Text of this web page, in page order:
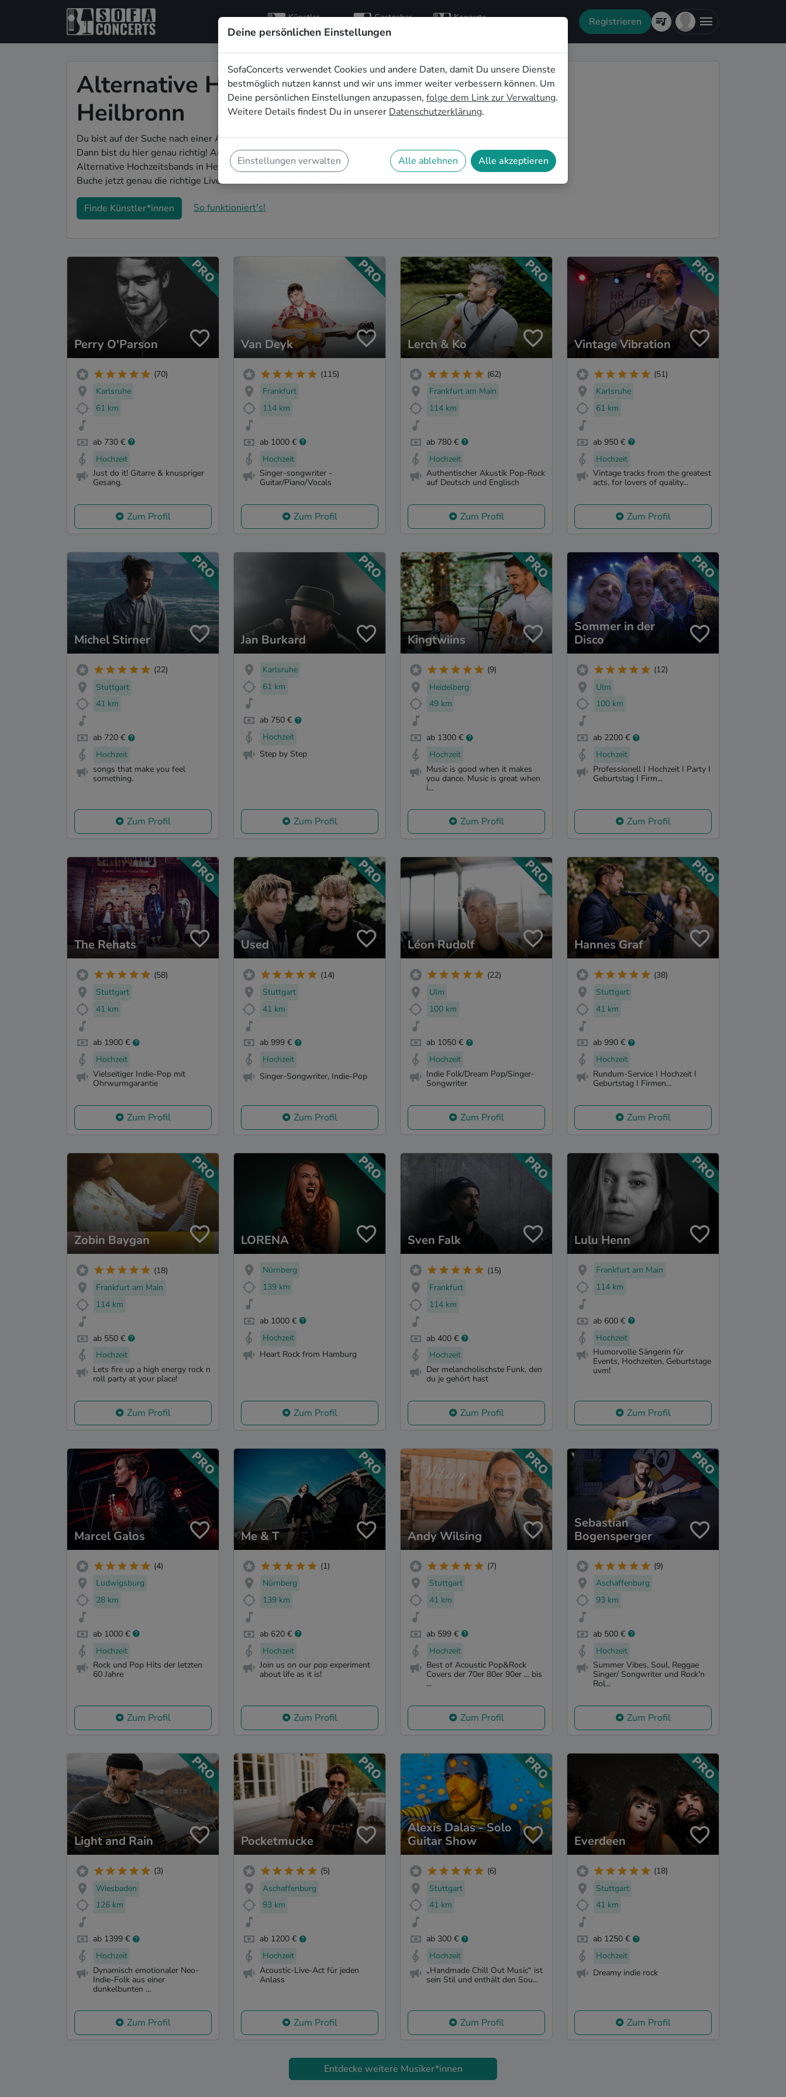
Künstler
entdecken
Gastgeber Konzerte Registrieren
Alternative Hochzeitsbands buchen in
Heilbronn
Du bist auf der Suche nach einer Alternative Hochzeitsband in Heilbronn für Deinen großen Tag?
Dann bist du hier genau richtig! Auf SofaConcerts findest Du eine Vielzahl an professionellen
Alternative Hochzeitsbands in Heilbronn, die euer Fest zu einem echten Highlight werden lassen.
Buche jetzt genau die richtige Live-Musik für eure Feierlichkeiten!
Finde Künstler*innen So funktioniert's!
Perry O'Parson
(70)
Karlsruhe
61 km
ab 730 €
Hochzeit
Just do it! Gitarre & knuspriger
Gesang.
Zum Profil
Van Deyk
(115)
Frankfurt
114 km
ab 1000 €
Hochzeit
Singer-songwriter -
Guitar/Piano/Vocals
Zum Profil
Lerch & Ko
(62)
Frankfurt am Main
114 km
ab 780 €
Hochzeit
Authentischer Akustik Pop-Rock
auf Deutsch und Englisch
Zum Profil
Vintage Vibration
(51)
Karlsruhe
61 km
ab 950 €
Hochzeit
Vintage tracks from the greatest
acts, for lovers of quality...
Zum Profil
Michel Stirner
(22)
Stuttgart
41 km
ab 720 €
Hochzeit
songs that make you feel
something.
Zum Profil
Jan Burkard
Karlsruhe
61 km
ab 750 €
Hochzeit
Step by Step
Zum Profil
Kingtwiins
(9)
Heidelberg
49 km
ab 1300 €
Hochzeit
Music is good when it makes
you dance. Music is great when
i...
Zum Profil
Sommer in der
Disco
(12)
Ulm
100 km
ab 2200 €
Hochzeit
Professionell I Hochzeit I Party I
Geburtstag I Firm...
Zum Profil
The Rehats
(58)
Stuttgart
41 km
ab 1900 €
Hochzeit
Vielseitiger Indie-Pop mit
Ohrwurmgarantie
Zum Profil
Used
(14)
Stuttgart
41 km
ab 999 €
Hochzeit
Singer-Songwriter, Indie-Pop
Zum Profil
Léon Rudolf
(22)
Ulm
100 km
ab 1050 €
Hochzeit
Indie Folk/Dream Pop/Singer-
Songwriter
Zum Profil
Hannes Graf
(38)
Stuttgart
41 km
ab 990 €
Hochzeit
Rundum-Service I Hochzeit I
Geburtstag I Firmen...
Zum Profil
Zobin Baygan
(18)
Frankfurt am Main
114 km
ab 550 €
Hochzeit
Lets fire up a high energy rock n
roll party at your place!
Zum Profil
LORENA
Nürnberg
139 km
ab 1000 €
Hochzeit
Heart Rock from Hamburg
Zum Profil
Sven Falk
(15)
Frankfurt
114 km
ab 400 €
Hochzeit
Der melancholischste Funk, den
du je gehört hast
Zum Profil
Lulu Henn
Frankfurt am Main
114 km
ab 600 €
Hochzeit
Humorvolle Sängerin für
Events, Hochzeiten, Geburtstage
uvm!
Zum Profil
Marcel Galos
(4)
Ludwigsburg
28 km
ab 1000 €
Hochzeit
Rock und Pop Hits der letzten
60 Jahre
Zum Profil
Me & T
(1)
Nürnberg
139 km
ab 620 €
Hochzeit
Join us on our pop experiment
about life as it is!
Zum Profil
Andy Wilsing
(7)
Stuttgart
41 km
ab 599 €
Hochzeit
Best of Acoustic Pop&Rock
Covers der 70er 80er 90er ... bis
...
Zum Profil
Sebastian
Bogensperger
(9)
Aschaffenburg
93 km
ab 500 €
Hochzeit
Summer Vibes, Soul, Reggae
Singer/ Songwriter und Rock'n
Rol...
Zum Profil
Light and Rain
(3)
Wiesbaden
126 km
ab 1399 €
Hochzeit
Dynamisch emotionaler Neo-
Indie-Folk aus einer
dunkelbunten ...
Zum Profil
Pocketmucke
(5)
Aschaffenburg
93 km
ab 1200 €
Hochzeit
Acoustic-Live-Act für jeden
Anlass
Zum Profil
Alexis Dalas - Solo
Guitar Show
(6)
Stuttgart
41 km
ab 300 €
Hochzeit
„Handmade Chill Out Music“ ist
sein Stil und enthält den Sou...
Zum Profil
Everdeen
(18)
Stuttgart
41 km
ab 1250 €
Hochzeit
Dreamy indie rock
Zum Profil
Entdecke weitere Musiker*innen
Deine persönlichen Einstellungen
SofaConcerts verwendet Cookies und andere Daten, damit Du unsere Dienste
bestmöglich nutzen kannst und wir uns immer weiter verbessern können. Um
Deine persönlichen Einstellungen anzupassen, folge dem Link zur Verwaltung.
Weitere Details findest Du in unserer Datenschutzerklärung.
Einstellungen verwalten Alle ablehnen Alle akzeptieren